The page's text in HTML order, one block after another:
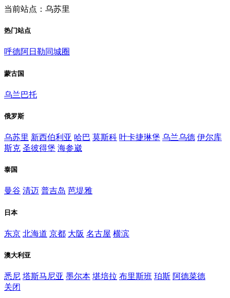
当前站点：乌苏里
热门站点
呼德阿日勒同城圈
蒙古国
乌兰巴托
俄罗斯
乌苏里 新西伯利亚 哈巴 莫斯科 叶卡捷琳堡 乌兰乌德 伊尔库
斯克 圣彼得堡 海参崴
泰国
曼谷 清迈 普吉岛 芭堤雅
日本
东京 北海道 京都 大阪 名古屋 横滨
澳大利亚
悉尼 塔斯马尼亚 墨尔本 堪培拉 布里斯班 珀斯 阿德菜德
关闭